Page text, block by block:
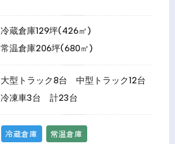
冷蔵倉庫129坪(426㎡)
常温倉庫206坪(680㎡)
大型トラック8台 中型トラック12台
冷凍車3台 計23台
冷蔵倉庫 常温倉庫